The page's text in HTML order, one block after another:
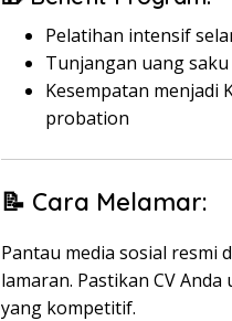
Pelatihan intensif
Tunjangan uang
Kesempatan menjadi
probation
📝 Cara Melamar:
Pantau media sosial resmi
lamaran. Pastikan CV
yang kompetitif.